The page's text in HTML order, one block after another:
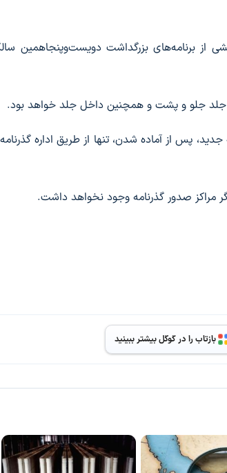
از برنامه‌های بزرگداشت دویست‌وپنجاهمین
جلد جلو و پشت و همچنین داخل جلد خواهد بود.
پس از آماده شدن، تنها از طریق اداره
مراکز صدور گذرنامه وجود نخواهد داشت.
بازتاب را در گوگل بیشتر ببینید